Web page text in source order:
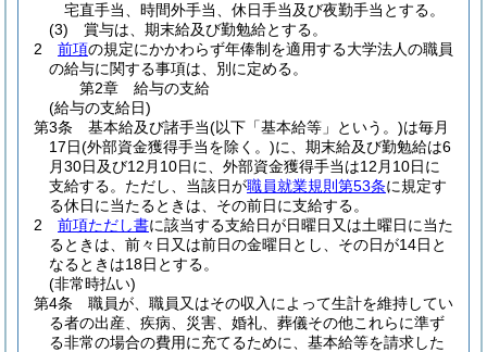
宅直手当、時間外手当、休日手当及び夜勤手当とする。
(3)
賞与は、期末給及び勤勉給とする。
2
前項の規定にかかわらず年俸制を適用する大学法人の職員
の給与に関する事項は、別に定める。
第2章
給与の支給
(給与の支給日)
第3条
基本給及び諸手当(以下「基本給等」という。)は毎月
17日(外部資金獲得手当を除く。)に、期末給及び勤勉給は6
月30日及び12月10日に、外部資金獲得手当は12月10日に
支給する。 ただし、当該日が職員就業規則第53条に規定す
る休日に当たるときは、その前日に支給する。
2
前項ただし書に該当する支給日が日曜日又は土曜日に当た
るときは、前々日又は前日の金曜日とし、その日が14日と
なるときは18日とする。
(非常時払い)
第4条
職員が、職員又はその収入によって生計を維持してい
る者の出産、疾病、災害、婚礼、葬儀その他これらに準ず
る非常の場合の費用に充てるために、基本給等を請求した